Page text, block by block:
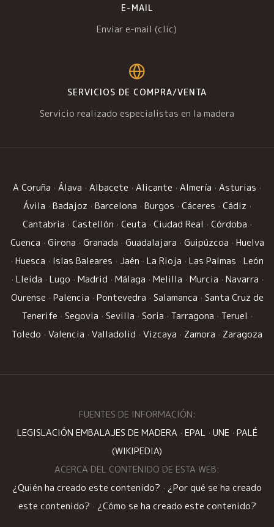
E-MAIL
Enviar e-mail (clic)
SERVICIOS DE COMPRA/VENTA
Servicio realizado especialistas en la madera
A Coruña · Álava · Albacete · Alicante · Almería · Asturias ·
Ávila · Badajoz · Barcelona · Burgos · Cáceres · Cádiz ·
Cantabria · Castellón · Ceuta · Ciudad Real · Córdoba ·
Cuenca · Girona · Granada · Guadalajara · Guipúzcoa · Huelva
· Huesca · Islas Baleares · Jaén · La Rioja · Las Palmas · León
· Lleida · Lugo · Madrid · Málaga · Melilla · Murcia · Navarra ·
Ourense · Palencia · Pontevedra · Salamanca · Santa Cruz de
Tenerife · Segovia · Sevilla · Soria · Tarragona · Teruel ·
Toledo · Valencia · Valladolid · Vizcaya · Zamora · Zaragoza
FUENTES DE INFORMACIÓN:
LEGISLACIÓN EMBALAJES DE MADERA · EPAL· UNE · PALÉ
(WIKIPEDIA)
ACERCA DEL CONTENIDO DE ESTA WEB:
¿Quién ha creado este contenido? · ¿Por qué se ha creado
este contenido? · ¿Cómo se ha creado este contenido?